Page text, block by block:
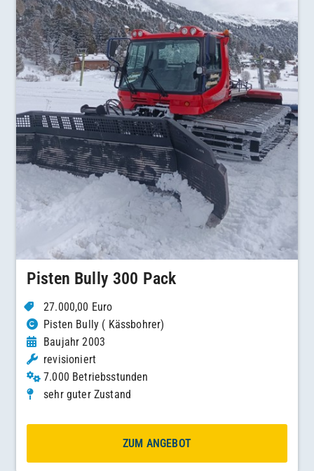
Pisten Bully 300 Pack
27.000,00 Euro
Pisten Bully ( Kässbohrer)
Baujahr 2003
revisioniert
7.000 Betriebsstunden
sehr guter Zustand
ZUM ANGEBOT